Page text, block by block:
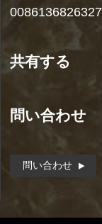
共有する
問い合わせ
問い合わせ